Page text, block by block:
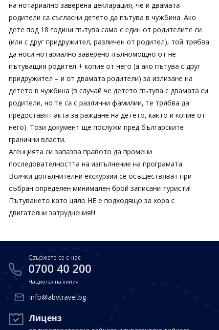
на нотариално заверена декларация, че и двамата
родители са съгласни детето да пътува в чужбина. Ако
дете под 18 години пътува само с един от родителите си
(или с друг придружител, различен от родител), той трябва
да носи нотариално заверено пълномощно от не
пътуващия родител + копие от него (а ако пътува с друг
придружител – и от двамата родители) за излизане на
детето в чужбина (в случай че детето пътува с двамата си
родители, но те са с различни фамилии, те трябва да
предоставят акта за раждане на детето, както и копие от
него). Този документ ще послужи пред българските
гранични власти.
Агенцията си запазва правото да промени
последователността на изпълнение на програмата.
Всички допълнителни екскурзии се осъществяват при
събран определен минимален брой записани туристи!
Пътуването като цяло НЕ е подходящо за хора с
двигателни затруднения!!!
Свържете се с нас
0700 40 200
Национална линия
info@abvtravel.bg
Лиценз